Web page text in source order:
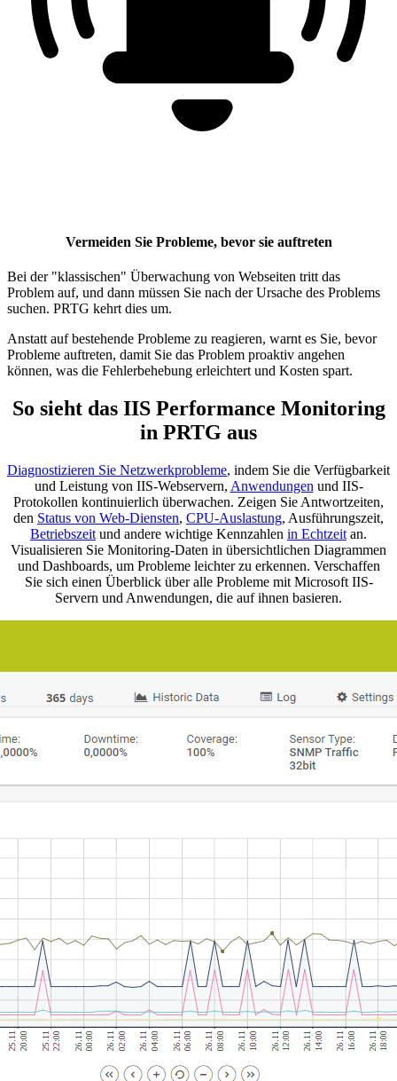
Vermeiden Sie Probleme, bevor sie auftreten
Bei der "klassischen" Überwachung von Webseiten tritt das
Problem auf, und dann müssen Sie nach der Ursache des Problems
suchen. PRTG kehrt dies um.
Anstatt auf bestehende Probleme zu reagieren, warnt es Sie, bevor
Probleme auftreten, damit Sie das Problem proaktiv angehen
können, was die Fehlerbehebung erleichtert und Kosten spart.
So sieht das IIS Performance Monitoring
in PRTG aus
Diagnostizieren Sie Netzwerkprobleme, indem Sie die Verfügbarkeit
und Leistung von IIS-Webservern, Anwendungen und IIS-
Protokollen kontinuierlich überwachen. Zeigen Sie Antwortzeiten,
den Status von Web-Diensten, CPU-Auslastung, Ausführungszeit,
Betriebszeit und andere wichtige Kennzahlen in Echtzeit an.
Visualisieren Sie Monitoring-Daten in übersichtlichen Diagrammen
und Dashboards, um Probleme leichter zu erkennen. Verschaffen
Sie sich einen Überblick über alle Probleme mit Microsoft IIS-
Servern und Anwendungen, die auf ihnen basieren.